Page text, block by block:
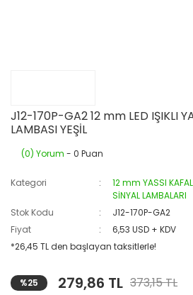
J12-170P-GA2 12 mm LED IŞIKLI
LAMBASI YEŞİL
(0) Yorum - 0 Puan
Kategori
12 mm YASSI
SİNYAL LAMBALARI
Stok Kodu
J12-170P-GA2
Fiyat
6,53 USD + KDV
*26,45 TL den başlayan taksitlerle!
%25 279,86 TL 373,15 TL